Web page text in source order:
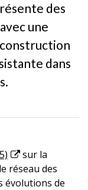
des
une
dans
sur la
réseau des
évolutions de